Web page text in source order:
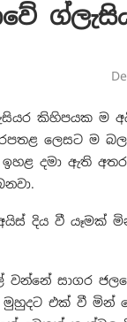
කිහිපයක ම
ලෙසට ම
දමා ඇති
දිය වී යෑමක්
වන්නේ සාගර
එක් වී මින්